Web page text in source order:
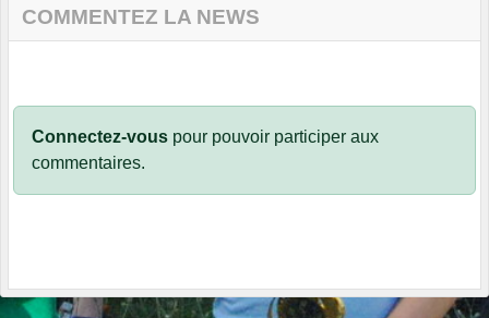
COMMENTEZ LA NEWS
Connectez-vous pour pouvoir participer aux
commentaires.